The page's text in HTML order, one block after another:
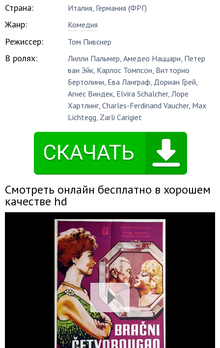
Страна: Италия, Германия (ФРГ)
Жанр: Комедия
Режиссер: Том Пивснер
В ролях: Лилли Пальмер,Амедео Наццари, Петер
ван Эйк, Карлос Томпсон, Витторио
Бертолини, Ева Ланграф, Дориан Грей,
Агнес Виндек, Elvira Schalcher,Лоре
Хартлинг,Charles-Ferdinand Vaucher, Max
Lichtegg, Zarli Carigiet
Смотреть онлайн бесплатно в хорошем
качестве hd